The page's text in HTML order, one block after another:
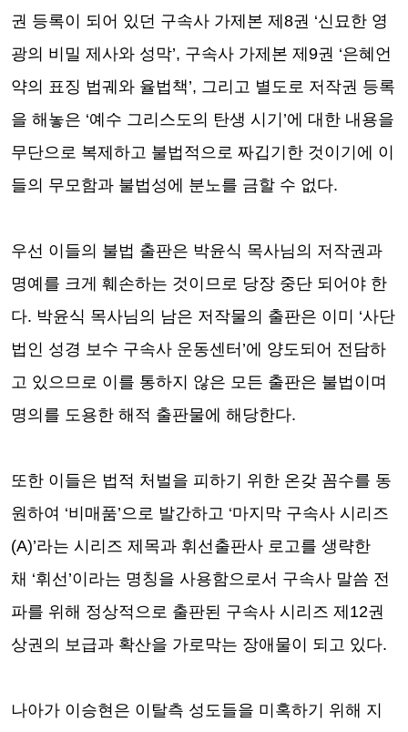
권 등록이 되어 있던 구속사 가제본 제 8권 ‘신묘한 영
광의 비밀 제사와 성막’, 구속사 가제본 제 9권 ‘은혜언
약의 표징 법궤와 율법책’, 그리고 별도로 저작권 등록
을 해놓은 ‘예수 그리스도의 탄생 시기 ’에 대한 내용을
무단으로 복제하고 불법적으로 짜깁기한 것이기에 이
들의 무모함과 불법성에 분노를 금할 수 없다.
우선 이들의 불법 출판은 박윤식 목사님의 저작권과
명예를 크게 훼손하는 것이므로 당장 중단 되어야 한
다. 박윤식 목사님의 남은 저작물의 출판은 이미 ‘사단
법인 성경 보수 구속사 운동센터 ’에 양도되어 전담하
고 있으므로 이를 통하지 않은 모든 출판은 불법이며
명의를 도용한 해적 출판물에 해당한다.
또한 이들은 법적 처벌을 피하기 위한 온갖 꼼수를 동
원하여 ‘비매품’으로 발간하고 ‘마지막 구속사 시리즈
(A)’라는 시리즈 제목과 휘선출판사 로고를 생략한
채 ‘휘선’이라는 명칭을 사용함으로서 구속사 말씀 전
파를 위해 정상적으로 출판된 구속사 시리즈 제 12권
상권의 보급과 확산을 가로막는 장애물이 되고 있다.
나아가 이승현은 이탈측 성도들을 미혹하기 위해 지